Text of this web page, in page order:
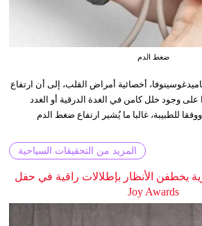
ضغط الدم
أخصائية أمراض القلب، إلى أن ارتفاع
وجود خلل كامن في الغدة الدرقية أو الغدد
للطبيبة، غالبا ما يُشير ارتفاع ضغط الدم
المزيد من التحقيقات السياحية
يخطفن الأنظار بإطلالات راقية في حفل
Joy Awards